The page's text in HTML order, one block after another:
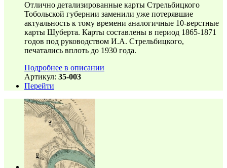
Отлично детализированные карты Стрельбицкого
Тобольской губернии заменили уже потерявшие
актуальность к тому времени аналогичные 10-верстные
карты Шуберта. Карты составлены в период 1865-1871
годов под руководством И.А. Стрельбицкого,
печатались вплоть до 1930 года.
Подробнее в описании
Артикул: 35-003
Перейти